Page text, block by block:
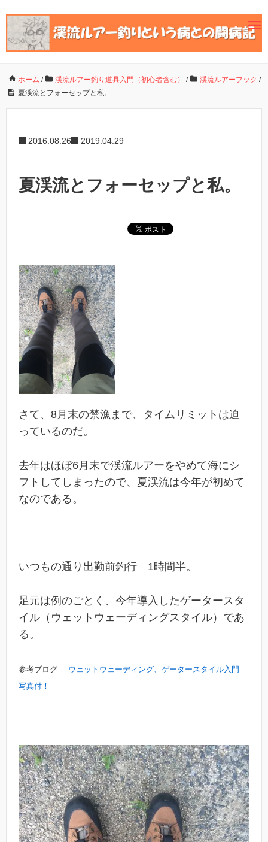
ホーム / 渓流ルアー釣り道具入門（初心者含む） / 渓流ルアーフック /
夏渓流とフォーセップと私。
2016.08.26 2019.04.29
夏渓流とフォーセップと私。
さて、8月末の禁漁まで、タイムリミットは迫
っているのだ。
去年はほぼ6月末で渓流ルアーをやめて海にシ
フトしてしまったので、夏渓流は今年が初めて
なのである。
いつもの通り出勤前釣行 1時間半。
足元は例のごとく、今年導入したゲータースタ
イル（ウェットウェーディングスタイル）であ
る。
参考ブログ
ウェットウェーディング、ゲータースタイル入門
写真付！